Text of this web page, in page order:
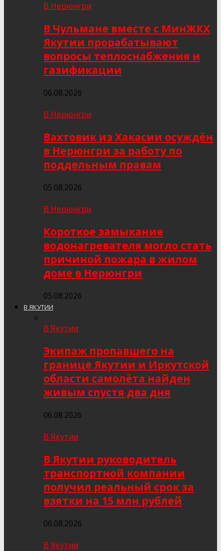
В Нерюнгри
В Чульмане вместе с МинЖКХ
Якутии прорабатывают
вопросы теплоснабжения и
газификации
06.08.2026
В Нерюнгри
Вахтовик из Хакасии осуждён
в Нерюнгри за работу по
поддельным правам
05.08.2026
В Нерюнгри
Короткое замыкание
водонагревателя могло стать
причиной пожара в жилом
доме в Нерюнгри
05.08.2026
В ЯКУТИИ
В Якутии
Экипаж пропавшего на
границе Якутии и Иркутской
области самолёта найден
живым спустя два дня
06.08.2026
В Якутии
В Якутии руководитель
транспортной компании
получил реальный срок за
взятки на 15 млн рублей
06.08.2026
В Якутии